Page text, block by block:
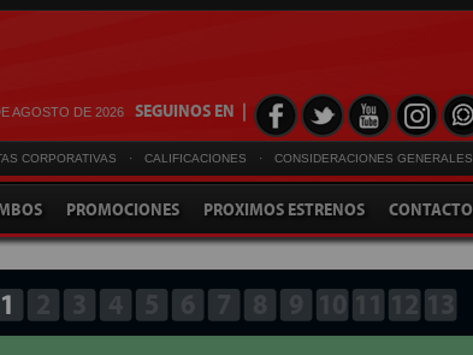
AGOSTO DE 2026 SEGUINOS EN |
CORPORATIVAS · CALIFICACIONES · CONSIDERACIONES GENERALES
PROMOCIONES PROXIMOS ESTRENOS CONTACTO
1